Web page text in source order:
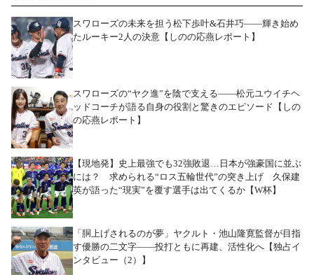
スワローズの未来を担う松下歩叶&石井巧――輝き始め
たルーキー2人の決意【しのの応燕レポート】
スワローズの“ヤク進”を陰で支える――松元ユウイチヘ
ッドコーチが語る自身の役割と驚きのエピソード【しの
の応燕レポート】
【現地発】史上最強でも32強敗退…日本が強豪国に並ぶ
には？ 求められる“ロス五輪世代”の突き上げ 久保建
英が語った“現実”を覆す選手は出てくるか【W杯】
「胴上げされるのが夢」ヤクルト・池山隆寛監督が目指
す優勝の二文字――投打ともに再建、活性化へ【独占イ
ンタビュー（2）】